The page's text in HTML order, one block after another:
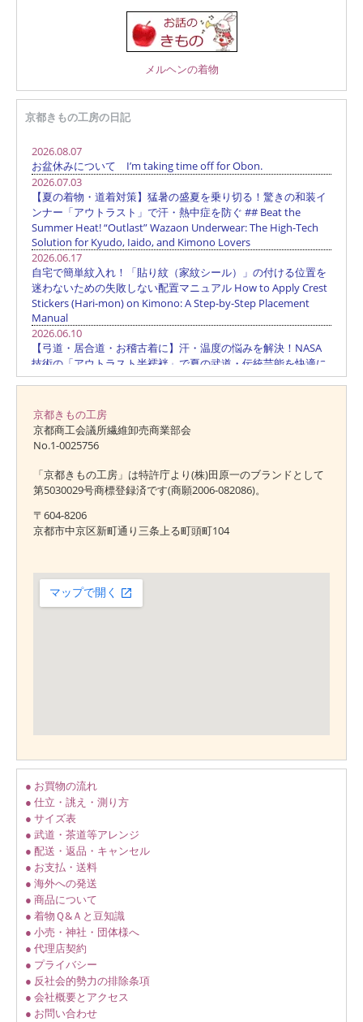
メルヘンの着物
京都きもの工房の日記
京都きもの工房
京都商工会議所繊維卸売商業部会
No.1-0025756
「京都きもの工房」は特許庁より(株)田原一のブランドとして
第5030029号商標登録済です(商願2006-082086)。
〒604-8206
京都市中京区新町通り三条上る町頭町104
● お買物の流れ
● 仕立・誂え・測り方
● サイズ表
● 武道・茶道等アレンジ
● 配送・返品・キャンセル
● お支払・送料
● 海外への発送
● 商品について
● 着物Ｑ&Ａと豆知識
● 小売・神社・団体様へ
● 代理店契約
● プライバシー
● 反社会的勢力の排除条項
● 会社概要とアクセス
● お問い合わせ